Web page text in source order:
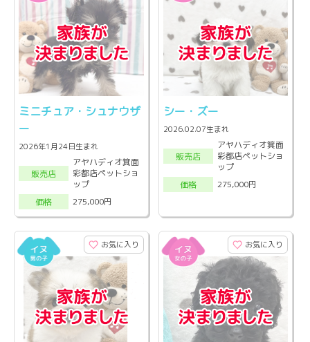
ミニチュア・シュナウザ
ー
2026年1月24日生まれ
販売店
アヤハディオ箕面
彩都店ペットショ
ップ
価格
275,000円
シー・ズー
2026.02.07生まれ
販売店
アヤハディオ箕面
彩都店ペットショ
ップ
価格
275,000円
お気に入り お気に入り